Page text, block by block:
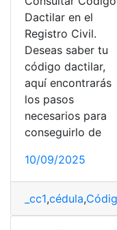
Dactilar en el
Registro Civil.
Deseas saber tu
código dactilar,
aquí encontrarás
los pasos
necesarios para
conseguirlo de
10/09/2025
_cc1,cédula,